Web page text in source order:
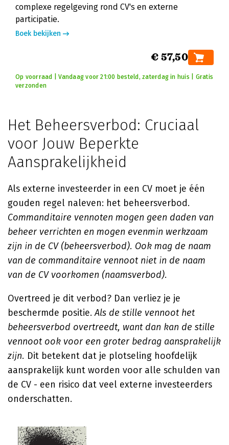
complexe regelgeving rond CV's en externe
participatie.
Boek bekijken
€ 57,50
Op voorraad | Vandaag voor 21:00 besteld, zaterdag in huis | Gratis
verzonden
Het Beheersverbod: Cruciaal
voor Jouw Beperkte
Aansprakelijkheid
Als externe investeerder in een CV moet je één
gouden regel naleven: het beheersverbod.
Commanditaire vennoten mogen geen daden van
beheer verrichten en mogen evenmin werkzaam
zijn in de CV (beheersverbod). Ook mag de naam
van de commanditaire vennoot niet in de naam
van de CV voorkomen (naamsverbod).
Overtreed je dit verbod? Dan verliez je je
beschermde positie.Als de stille vennoot het
beheersverbod overtreedt, want dan kan de stille
vennoot ook voor een groter bedrag aansprakelijk
zijn. Dit betekent dat je plotseling hoofdelijk
aansprakelijk kunt worden voor alle schulden van
de CV - een risico dat veel externe investeerders
onderschatten.